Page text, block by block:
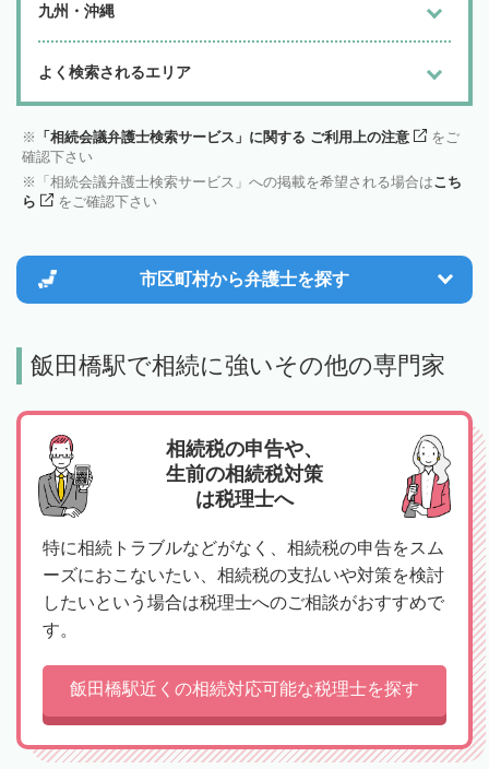
九州・沖縄
よく検索されるエリア
「相続会議弁護士検索サービス」に関する ご利用上の注意
をご
確認下さい
「相続会議弁護士検索サービス」への掲載を希望される場合はこち
ら
をご確認下さい
市区町村から弁護士を探す
飯田橋駅で相続に強いその他の専門家
相続税の申告や、
生前の相続税対策
は税理士へ
特に相続トラブルなどがなく、相続税の申告をスム
ーズにおこないたい、相続税の支払いや対策を検討
したいという場合は税理士へのご相談がおすすめで
す。
飯田橋駅近くの相続対応可能な税理士を探す